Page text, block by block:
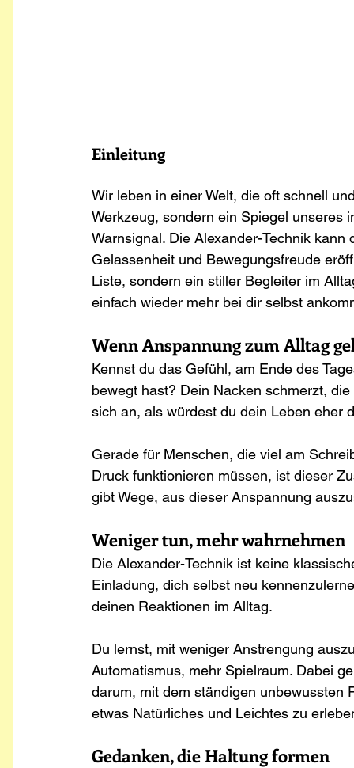
Einleitung
Wir leben in einer Welt, die oft schnell
Werkzeug, sondern ein Spiegel
Warnsignal. Die Alexander-Technik
Gelassenheit und Bewegungsfreude
Liste, sondern ein stiller Begleiter im
einfach wieder mehr bei dir selbst
Wenn Anspannung zum Alltag
Kennst du das Gefühl, am Ende des
bewegt hast? Dein Nacken schmerzt,
sich an, als würdest du dein Leben eher
Gerade für Menschen, die viel am
Druck funktionieren müssen, ist dieser
gibt Wege, aus dieser Anspannung
Weniger tun, mehr wahrnehmen
Die Alexander-Technik ist keine
Einladung, dich selbst neu
deinen Reaktionen im Alltag.
Du lernst, mit weniger Anstrengung
Automatismus, mehr Spielraum. Dabei
darum, mit dem ständigen unbewussten
etwas Natürliches und Leichtes zu
Gedanken, die Haltung formen